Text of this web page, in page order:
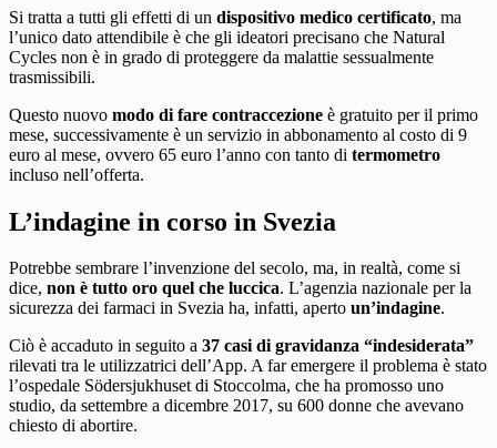
Si tratta a tutti gli effetti di un dispositivo medico certificato, ma
l’unico dato attendibile è che gli ideatori precisano che Natural
Cycles non è in grado di proteggere da malattie sessualmente
trasmissibili.
Questo nuovo modo di fare contraccezione è gratuito per il primo
mese, successivamente è un servizio in abbonamento al costo di 9
euro al mese, ovvero 65 euro l’anno con tanto di termometro
incluso nell’offerta.
L’indagine in corso in Svezia
Potrebbe sembrare l’invenzione del secolo, ma, in realtà, come si
dice, non è tutto oro quel che luccica. L’agenzia nazionale per la
sicurezza dei farmaci in Svezia ha, infatti, aperto un’indagine.
Ciò è accaduto in seguito a 37 casi di gravidanza “indesiderata”
rilevati tra le utilizzatrici dell’App. A far emergere il problema è stato
l’ospedale Södersjukhuset di Stoccolma, che ha promosso uno
studio, da settembre a dicembre 2017, su 600 donne che avevano
chiesto di abortire.